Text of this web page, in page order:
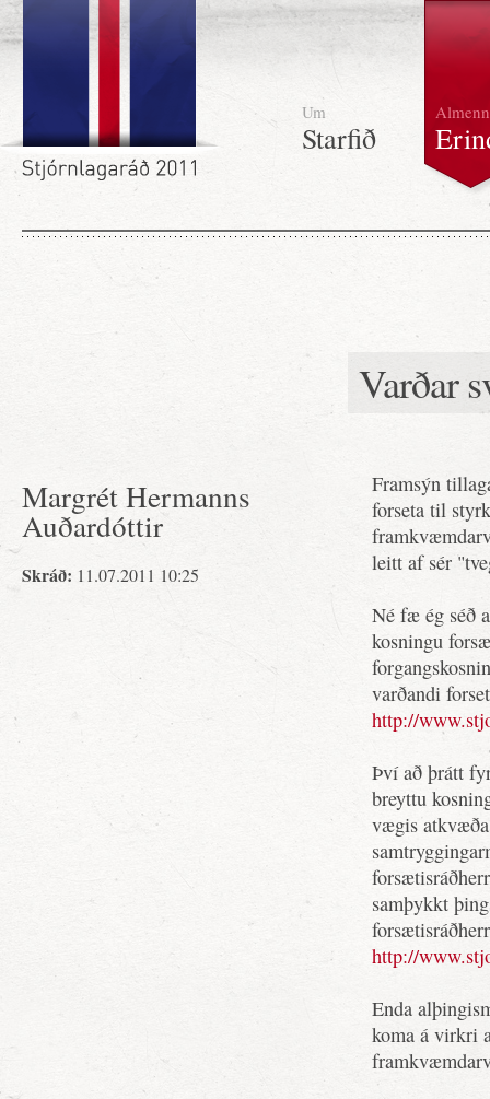
Um
Starfið
Almenn
Varðar
Margrét Hermanns
Auðardóttir
Skráð: 11.07.2011 10:25
Framsýn
forseta til
leitt af sér
Né fæ ég séð
kosningu
varðandi
http://
Því að þrátt
breyttu
vægis
samþykkt
http://
Enda
koma á virkri